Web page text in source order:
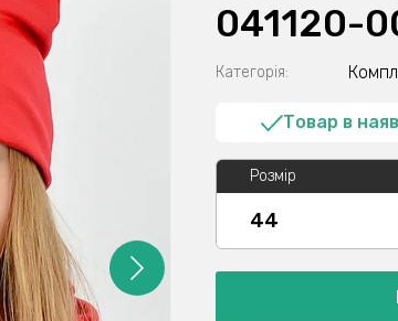
041120-
Категорія:
Товар в
Розмір
44